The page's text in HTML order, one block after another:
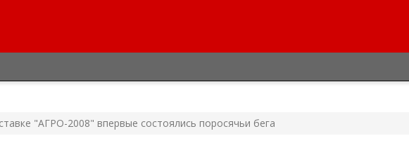
"АГРО-2008" впервые состоялись поросячьи бега